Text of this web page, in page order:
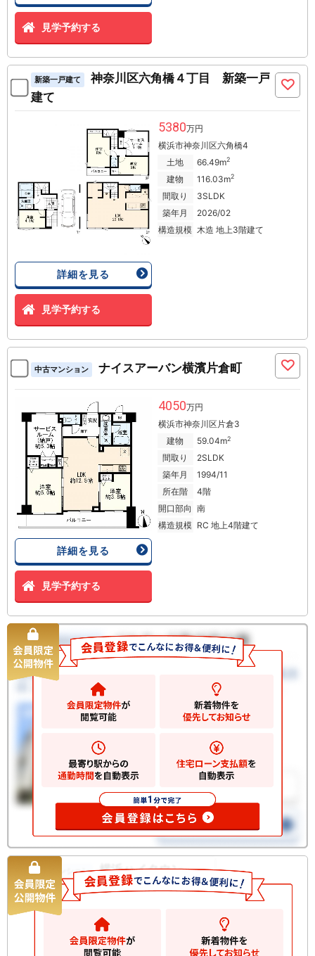
見学予約する
新築一戸建て
神奈川区六角橋４丁目 新築一戸
建て
詳細を見る
見学予約する
5380万円
横浜市神奈川区六角橋4
土地
66.49m2
建物 116.03m2
間取り
3SLDK
築年月
2026/02
構造規模 木造 地上3階建て
中古マンション ナイスアーバン横濱片倉町
詳細を見る
見学予約する
4050万円
横浜市神奈川区片倉3
建物
59.04m2
間取り
2SLDK
築年月
1994/11
所在階
4階
開口部向 南
構造規模 RC 地上4階建て
中古マンション 横浜ハイタウン
建物
間取